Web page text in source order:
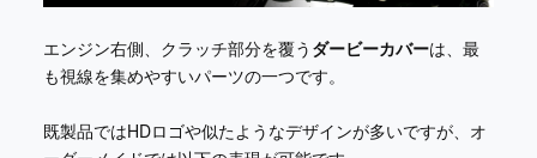
エンジン右側、クラッチ部分を覆う ダービーカバーは、最
も視線を集めやすいパーツの一つです。
既製品ではHDロゴや似たようなデザインが多いですが、オ